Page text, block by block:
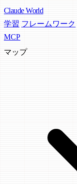
Claude World
学習 フレームワーク
MCP
マップ